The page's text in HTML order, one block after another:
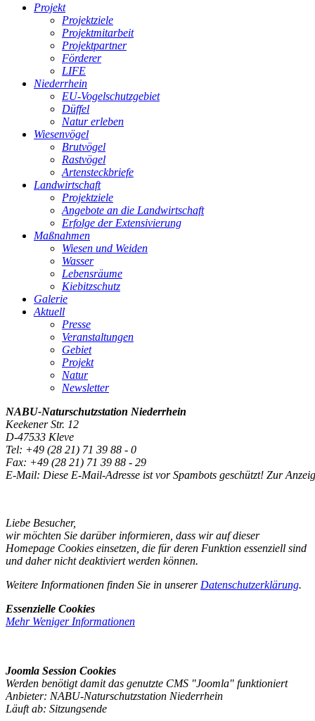
Projekt
Projektziele
Projektmitarbeit
Projektpartner
Förderer
LIFE
Niederrhein
EU-Vogelschutzgebiet
Düffel
Natur erleben
Wiesenvögel
Brutvögel
Rastvögel
Artensteckbriefe
Landwirtschaft
Projektziele
Angebote an die Landwirtschaft
Erfolge der Extensivierung
Maßnahmen
Wiesen und Weiden
Wasser
Lebensräume
Kiebitzschutz
Galerie
Aktuell
Presse
Veranstaltungen
Gebiet
Projekt
Natur
Newsletter
NABU-Naturschutzstation Niederrhein
Keekener Str. 12
D-47533 Kleve
Tel: +49 (28 21) 71 39 88 - 0
Fax: +49 (28 21) 71 39 88 - 29
E-Mail: Diese E-Mail-Adresse ist vor Spambots geschützt! Zur
Liebe Besucher,
wir möchten Sie darüber informieren, dass wir auf dieser
Homepage Cookies einsetzen, die für deren Funktion essenziell sind
und daher nicht deaktiviert werden können.
Weitere Informationen finden Sie in unserer Datenschutzerklärung.
Essenzielle Cookies
Mehr WenigerInformationen
Joomla Session Cookies
Werden benötigt damit das genutzte CMS "Joomla" funktioniert
Anbieter: NABU-Naturschutzstation Niederrhein
Läuft ab: Sitzungsende